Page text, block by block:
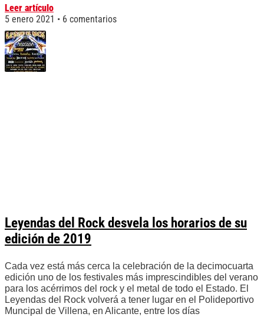
Leer artículo
5 enero 2021
6 comentarios
Leyendas del Rock desvela los horarios de su
edición de 2019
Cada vez está más cerca la celebración de la decimocuarta
edición uno de los festivales más imprescindibles del verano
para los acérrimos del rock y el metal de todo el Estado. El
Leyendas del Rock volverá a tener lugar en el Polideportivo
Muncipal de Villena, en Alicante, entre los días